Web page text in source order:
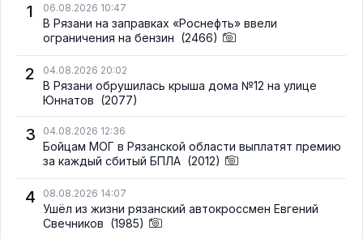
1
06.08.2026 10:47
В Рязани на заправках «Роснефть» ввели
ограничения на бензин (2466)
2 04.08.2026 20:02
В Рязани обрушилась крыша дома №12 на улице
Юннатов (2077)
3 04.08.2026 12:36
Бойцам МОГ в Рязанской области выплатят премию
за каждый сбитый БПЛА (2012)
4 08.08.2026 14:07
Ушёл из жизни рязанский автокроссмен Евгений
Свечников (1985)